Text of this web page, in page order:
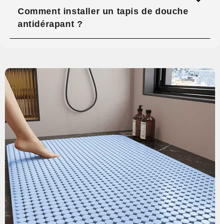
Comment installer un tapis de douche
antidérapant ?